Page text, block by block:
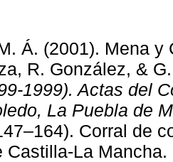
Á. (2001). Mena
R. González, &
1999). Actas del
La Puebla de
Corral de
Castilla-La Mancha.